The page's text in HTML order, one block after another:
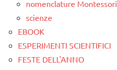
nomenclature Montessori
scienze
EBOOK
ESPERIMENTI SCIENTIFICI
FESTE DELL'ANNO